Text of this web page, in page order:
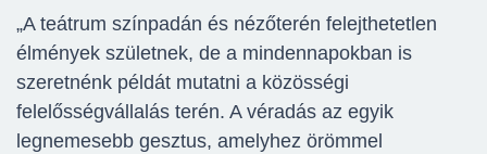
„A teátrum színpadán és nézőterén felejthetetlen
élmények születnek, de a mindennapokban is
szeretnénk példát mutatni a közösségi
felelősségvállalás terén. A véradás az egyik
legnemesebb gesztus, amelyhez örömmel